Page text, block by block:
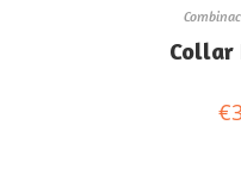
Collar
€